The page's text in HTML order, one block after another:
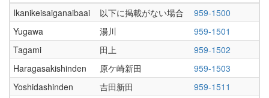
Ikanikeisaiganaibaai
以下に掲載がない場合
959-1500
Yugawa
湯川
959-1501
Tagami
田上
959-1502
Haragasakishinden
原ケ崎新田
959-1503
Yoshidashinden
吉田新田
959-1511